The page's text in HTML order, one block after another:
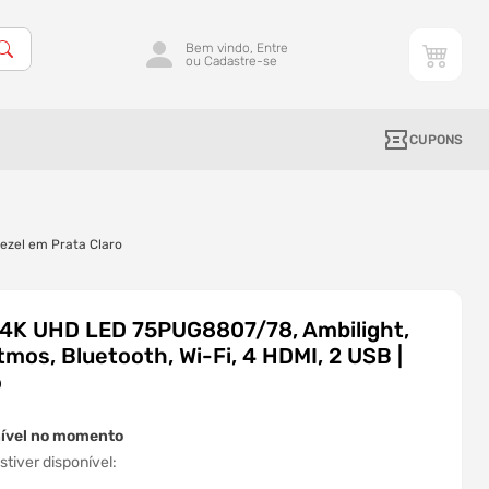
Bem vindo, Entre
ou Cadastre-se
CUPONS
em Prata Claro
UHD LED 75PUG8807/78, Ambilight,
Bluetooth, Wi-Fi, 4 HDMI, 2 USB |
no momento
disponível